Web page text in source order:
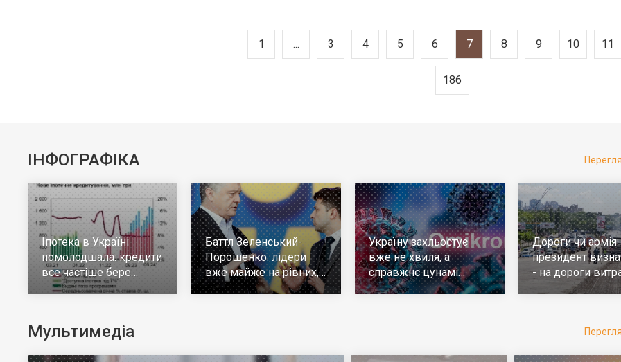
1 ... 3 4 5 6 7 8 9 10 11
186
ІНФОГРАФІКА
Іпотека в Україні
помолодшала: кредити
все частіше бере
молодь до 30 років
Баттл Зеленський-
Порошенко: лідери
вже майже на рівних,
але багато тих, хто не
Україну захльостує
вже не хвиля, а
справжнє цунамі
ковіда. Що робити
Дороги чи армія:
президент
- на дороги
у 10 разів
Мультимедіа